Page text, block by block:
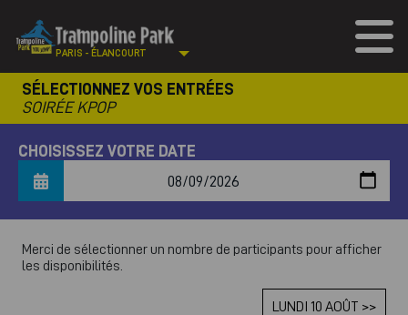
PARIS - ÉLANCOURT
SÉLECTIONNEZ VOS ENTRÉES
SOIRÉE KPOP
CHOISISSEZ VOTRE DATE
Merci de sélectionner un nombre de participants pour afficher
les disponibilités.
LUNDI 10 AOÛT >>